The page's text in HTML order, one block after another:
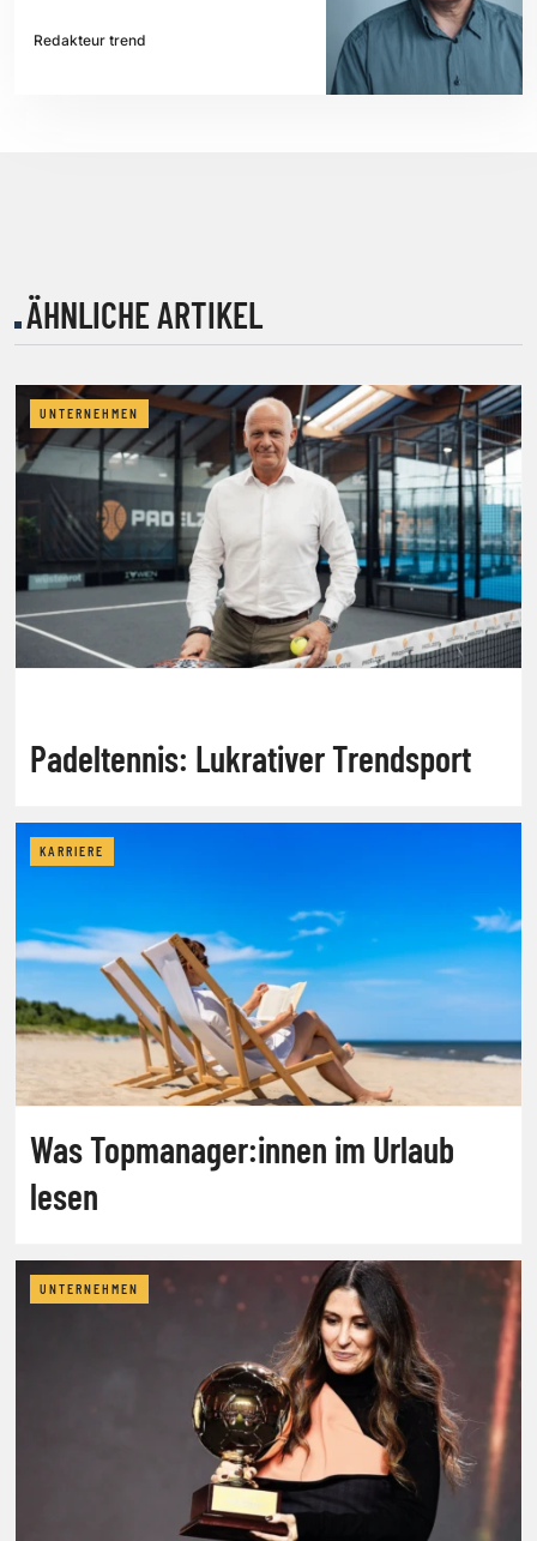
Redakteur trend
ÄHNLICHE ARTIKEL
UNTERNEHMEN
Padeltennis: Lukrativer Trendsport
KARRIERE
Was Topmanager:innen im Urlaub
lesen
UNTERNEHMEN